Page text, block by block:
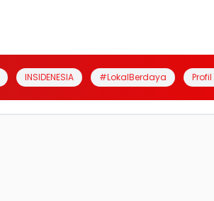
INSIDENESIA #LokalBerdaya